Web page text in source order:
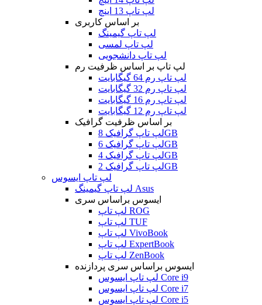
لپ تاپ 13 اینچ
بر اساس کاربری
لپ تاپ گیمینگ
لپ تاپ لمسی
لپ تاپ دانشجویی
لپ تاپ بر اساس ظرفیت رم
لپ تاپ رم 64 گیگابایت
لپ تاپ رم 32 گیگابایت
لپ تاپ رم 16 گیگابایت
لپ تاپ رم 12 گیگابایت
بر اساس ظرفیت گرافیک
لپ تاپ گرافیک 8GB
لپ تاپ گرافیک 6GB
لپ تاپ گرافیک 4GB
لپ تاپ گرافیک 2GB
لپ تاپ ایسوس
لپ تاپ گیمینگ Asus
ایسوس براساس سری
لپ تاپ ROG
لپ تاپ TUF
لپ تاپ VivoBook
لپ تاپ ExpertBook
لپ تاپ ZenBook
ایسوس براساس سری پردازنده
لپ تاپ ایسوس Core i9
لپ تاپ ایسوس Core i7
لپ تاپ ایسوس Core i5